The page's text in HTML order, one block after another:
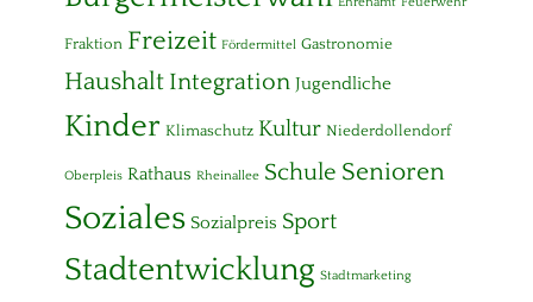
Fraktion Freizeit Fördermittel Gastronomie
Haushalt Integration Jugendliche
Kinder Klimaschutz Kultur Niederdollendorf
Oberpleis Rathaus Rheinallee Schule Senioren
Soziales Sozialpreis Sport
Stadtentwicklung Stadtmarketing